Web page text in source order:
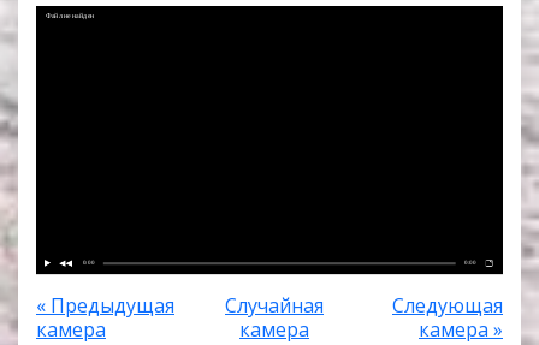
Файл не найден
0:00 0:00
« Предыдущая
камера
Случайная
камера
Следующая
камера »